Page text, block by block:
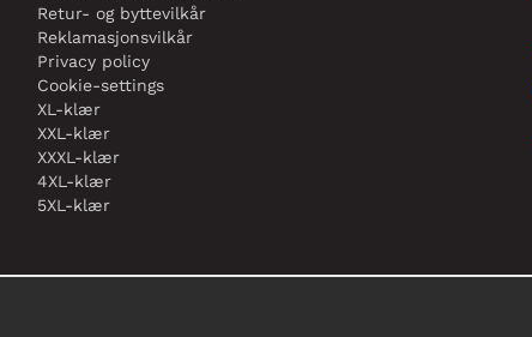
Retur- og byttevilkår
Reklamasjonsvilkår
Privacy policy
Cookie-settings
XL-klær
XXL-klær
XXXL-klær
4XL-klær
5XL-klær